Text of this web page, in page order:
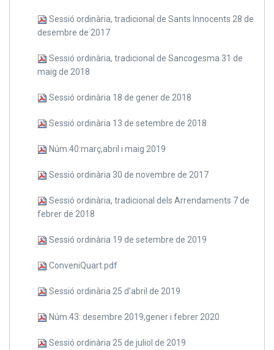
Sessió ordinària, tradicional de Sants Innocents 28 de
desembre de 2017
Sessió ordinària, tradicional de Sancogesma 31 de
maig de 2018
Sessió ordinària 18 de gener de 2018
Sessió ordinària 13 de setembre de 2018
Núm.40:març,abril i maig 2019
Sessió ordinària 30 de novembre de 2017
Sessió ordinària, tradicional dels Arrendaments 7 de
febrer de 2018
Sessió ordinària 19 de setembre de 2019
ConveniQuart.pdf
Sessió ordinària 25 d'abril de 2019
Núm.43: desembre 2019,gener i febrer 2020
Sessió ordinària 25 de juliol de 2019